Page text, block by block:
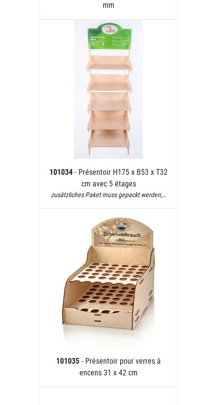
mm
101034 - Présentoir H175 x B53 x T32
cm avec 5 étages
zusätzliches Paket muss gepackt werden,…
101035 - Présentoir pour verres à
encens 31 x 42 cm